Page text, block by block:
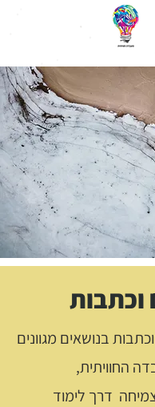
בנושאים מגוונים
החוויתית,
דרך לימוד